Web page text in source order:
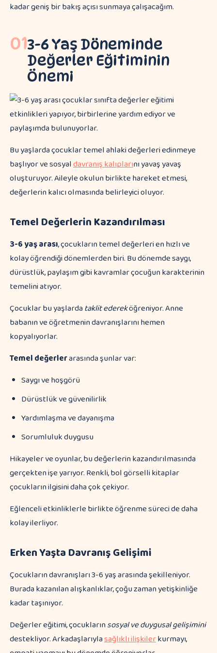
kadar geniş bir bakış açısı sunmaya çalışacağım.
013-6 Yaş Döneminde
Değerler Eğitiminin
Önemi
Bu yaşlarda çocuklar temel ahlaki değerleri edinmeye
başlıyor ve sosyaldavranış kalıplarını yavaş yavaş
oluşturuyor. Aileyle okulun birlikte hareket etmesi,
değerlerin kalıcı olmasında belirleyici oluyor.
Temel Değerlerin Kazandırılması
3-6 yaş arası, çocukların temel değerleri en hızlı ve
kolay öğrendiği dönemlerden biri. Bu dönemde saygı,
dürüstlük, paylaşım gibi kavramlar çocuğun karakterinin
temelini atıyor.
Çocuklar bu yaşlardataklit edereköğreniyor. Anne
babanın ve öğretmenin davranışlarını hemen
kopyalıyorlar.
Temel değerlerarasında şunlar var:
Saygı ve hoşgörü
Dürüstlük ve güvenilirlik
Yardımlaşma ve dayanışma
Sorumluluk duygusu
Hikayeler ve oyunlar, bu değerlerin kazandırılmasında
gerçekten işe yarıyor. Renkli, bol görselli kitaplar
çocukların ilgisini daha çok çekiyor.
Eğlenceli etkinliklerle birlikte öğrenme süreci de daha
kolay ilerliyor.
Erken Yaşta Davranış Gelişimi
Çocukların davranışları 3-6 yaş arasında şekilleniyor.
Burada kazanılan alışkanlıklar, çoğu zaman yetişkinliğe
kadar taşınıyor.
Değerler eğitimi, çocuklarınsosyal ve duygusal gelişimini
destekliyor. Arkadaşlarıylasağlıklı ilişkilerkurmayı,